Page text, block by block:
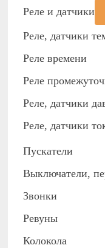
Реле и датчики
Реле, датчики
Реле времени
Реле
Реле, датчики
Реле, датчики
Пускатели
Выключатели,
Звонки
Ревуны
Колокола